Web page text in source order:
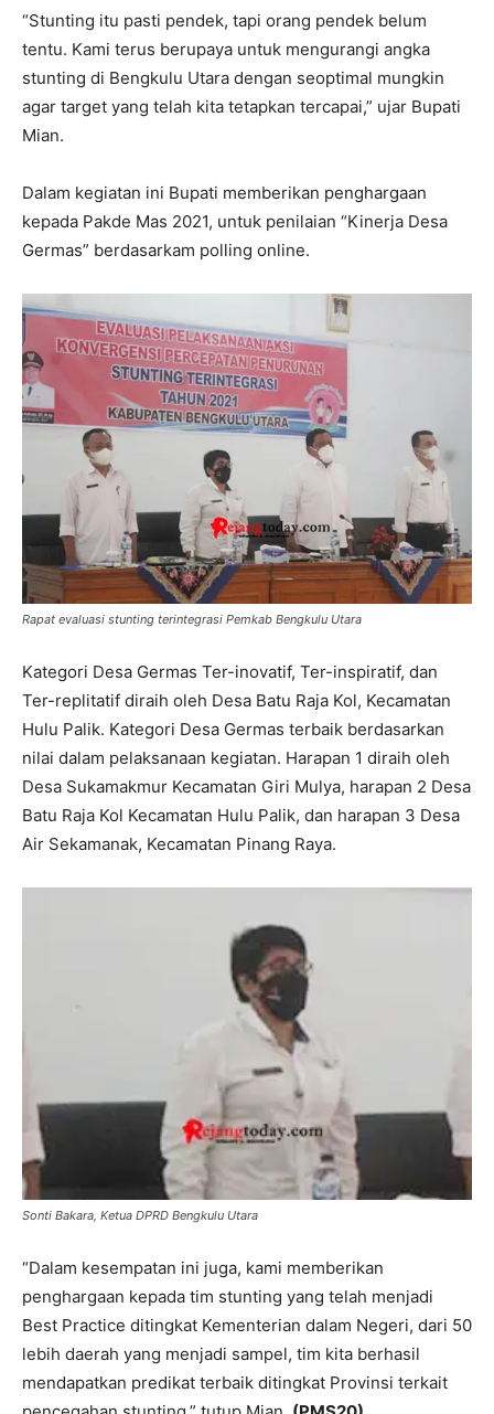
“Stunting itu pasti pendek, tapi orang pendek belum
tentu. Kami terus berupaya untuk mengurangi angka
stunting di Bengkulu Utara dengan seoptimal mungkin
agar target yang telah kita tetapkan tercapai,” ujar Bupati
Mian.
Dalam kegiatan ini Bupati memberikan penghargaan
kepada Pakde Mas 2021, untuk penilaian “Kinerja Desa
Germas” berdasarkam polling online.
Rapat evaluasi stunting terintegrasi Pemkab Bengkulu Utara
Kategori Desa Germas Ter-inovatif, Ter-inspiratif, dan
Ter-replitatif diraih oleh Desa Batu Raja Kol, Kecamatan
Hulu Palik. Kategori Desa Germas terbaik berdasarkan
nilai dalam pelaksanaan kegiatan. Harapan 1 diraih oleh
Desa Sukamakmur Kecamatan Giri Mulya, harapan 2 Desa
Batu Raja Kol Kecamatan Hulu Palik, dan harapan 3 Desa
Air Sekamanak, Kecamatan Pinang Raya.
Sonti Bakara, Ketua DPRD Bengkulu Utara
“Dalam kesempatan ini juga, kami memberikan
penghargaan kepada tim stunting yang telah menjadi
Best Practice ditingkat Kementerian dalam Negeri, dari 50
lebih daerah yang menjadi sampel, tim kita berhasil
mendapatkan predikat terbaik ditingkat Provinsi terkait